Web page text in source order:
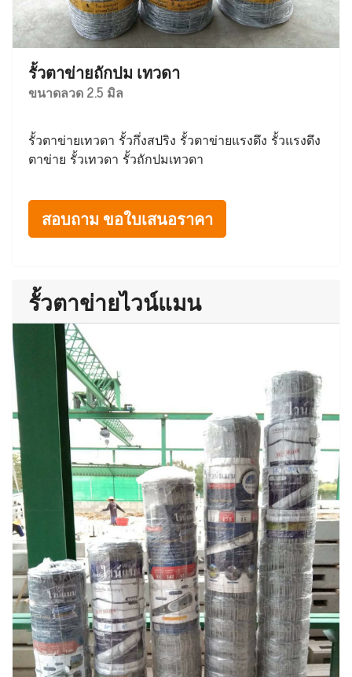
รั้วตาข่ายถักปม เทวดา
ขนาดลวด 2.5 มิล
รั้วตาข่ายเทวดา รั้วกึ่งสปริง รั้วตาข่ายแรงดึง รั้วแรงดึง
ตาข่าย รั้วเทวดา รั้วถักปมเทวดา
สอบถาม ขอใบเสนอราคา
รั้วตาข่ายไวน์แมน